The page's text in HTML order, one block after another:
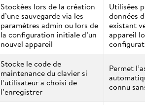
Stockées lors de la création
d’une sauvegarde via les
paramètres admin ou lors de
la configuration initiale d’un
nouvel appareil
Utilisées
données
existant
appareil
Stocke le code de
maintenance du clavier si
l’utilisateur a choisi de
l’enregistrer
Permet
connu